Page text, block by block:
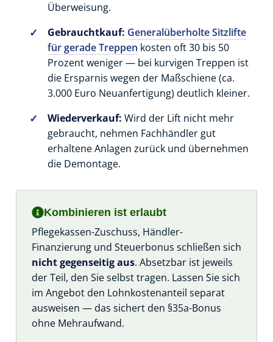
Überweisung.
Gebrauchtkauf: Generalüberholte Sitzlifte
für gerade Treppen kosten oft 30 bis 50
Prozent weniger — bei kurvigen Treppen ist
die Ersparnis wegen der Maßschiene (ca.
3.000 Euro Neuanfertigung) deutlich kleiner.
Wiederverkauf: Wird der Lift nicht mehr
gebraucht, nehmen Fachhändler gut
erhaltene Anlagen zurück und übernehmen
die Demontage.
Kombinieren ist erlaubt
Pflegekassen-Zuschuss, Händler-
Finanzierung und Steuerbonus schließen sich
nicht gegenseitig aus. Absetzbar ist jeweils
der Teil, den Sie selbst tragen. Lassen Sie sich
im Angebot den Lohnkostenanteil separat
ausweisen — das sichert den §35a-Bonus
ohne Mehraufwand.